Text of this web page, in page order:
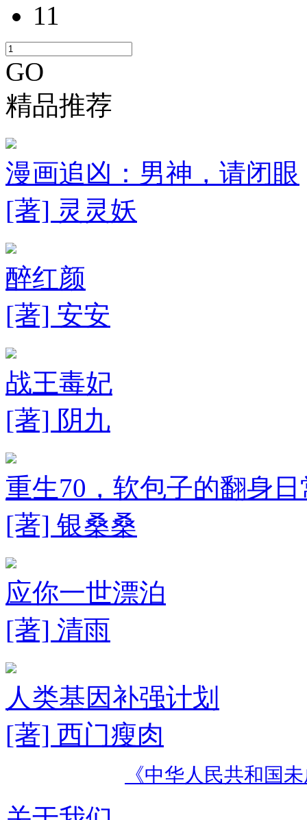
11
GO
精品推荐
漫画追凶：男神，请闭眼
[著] 灵灵妖
醉红颜
[著] 安安
战王毒妃
[著] 阴九
重生70，软包子的翻身日
[著] 银桑桑
应你一世漂泊
[著] 清雨
人类基因补强计划
[著] 西门瘦肉
《中华人民共和国